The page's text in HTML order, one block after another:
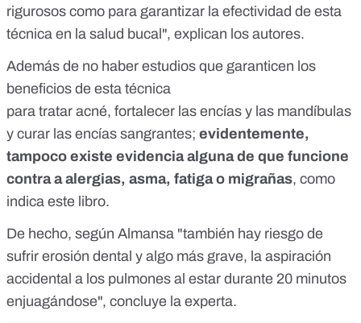
rigurosos como para garantizar la efectividad de esta
técnica en la salud bucal", explican los autores.
Además de no haber estudios que garanticen los
beneficios de esta técnica
para tratar acné, fortalecer las encías y las mandíbulas
y curar las encías sangrantes; evidentemente,
tampoco existe evidencia alguna de que funcione
contra a alergias, asma, fatiga o migrañas, como
indica este libro.
De hecho, según Almansa "también hay riesgo de
sufrir erosión dental y algo más grave, la aspiración
accidental a los pulmones al estar durante 20 minutos
enjuagándose", concluye la experta.